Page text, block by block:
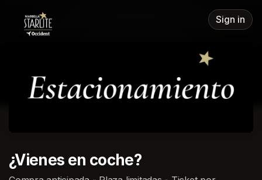
Sign in
¿Vienes en coche?